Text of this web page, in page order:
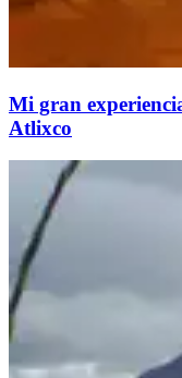
Mi gran
Atlixco